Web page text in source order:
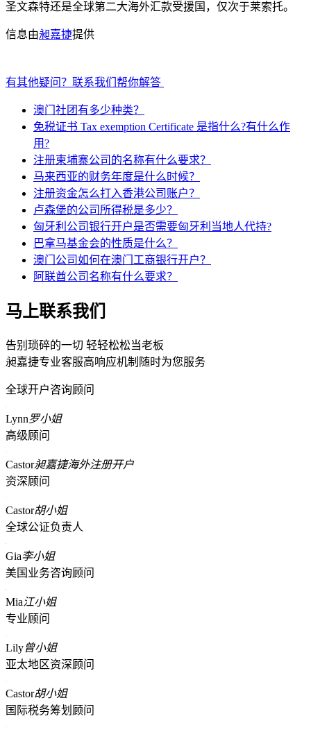
圣文森特还是全球第二大海外汇款受援国，仅次于莱索托。
信息由昶嘉捷提供
有其他疑问？联系我们帮你解答
澳门社团有多少种类？
免税证书 Tax exemption Certificate 是指什么?有什么作
用?
注册柬埔寨公司的名称有什么要求？
马来西亚的财务年度是什么时候？
注册资金怎么打入香港公司账户？
卢森堡的公司所得税是多少？
匈牙利公司银行开户是否需要匈牙利当地人代持?
巴拿马基金会的性质是什么？
澳门公司如何在澳门工商银行开户？
阿联酋公司名称有什么要求？
马上联系我们
告别琐碎的一切 轻轻松松当老板
昶嘉捷专业客服高响应机制随时为您服务
全球开户咨询顾问
Lynn罗小姐
高级顾问
Castor昶嘉捷海外注册开户
资深顾问
Castor胡小姐
全球公证负责人
Gia李小姐
美国业务咨询顾问
Mia江小姐
专业顾问
Lily曾小姐
亚太地区资深顾问
Castor胡小姐
国际税务筹划顾问